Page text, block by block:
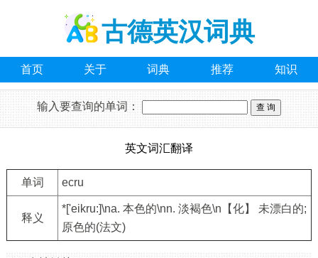
古德英汉词典
首页 关于 词典 推荐 知识
输入要查询的单词：
英文词汇翻译
单词 ecru
释义
*['eikru:]\na. 本色的\nn. 淡褐色\n【化】 未漂白的;
原色的(法文)